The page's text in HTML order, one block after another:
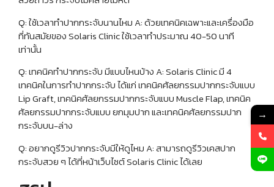
Q: ใช้เวลาทำปากกระจับนานไหม A: ด้วยเทคนิคเฉพาะและเครื่องมือ
ที่ทันสมัยของ Solaris Clinic ใช้เวลาทำประมาณ 40-50 นาที
เท่านั้น
Q: เทคนิคทำปากกระจับ มีแบบไหนบ้าง A: Solaris Clinic มี 4
เทคนิคในการทำปากกระจับ ได้แก่ เทคนิคศัลยกรรมปากกระจับแบบ
Lip Graft, เทคนิคศัลยกรรมปากกระจับแบบ Muscle Flap, เทคนิค
ศัลยกรรมปากกระจับแบบ ยกมุมปาก และเทคนิคศัลยกรรมปาก
กระจับบน-ล่าง
Q: อยากดูรีวิวปากกระจับมีให้ดูไหม A: สามารถดูรีวิวเคสปาก
กระจับสวย ๆ ได้ที่หน้าเว็บไซต์ Solaris Clinic ได้เลย
→